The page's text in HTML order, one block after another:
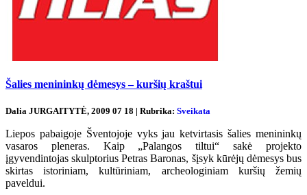
Šalies menininkų dėmesys – kuršių kraštui
Dalia JURGAITYTĖ, 2009 07 18 | Rubrika: Sveikata
Liepos pabaigoje Šventojoje vyks jau ketvirtasis šalies menininkų
vasaros pleneras. Kaip „Palangos tiltui“ sakė projekto
įgyvendintojas skulptorius Petras Baronas, šįsyk kūrėjų dėmesys bus
skirtas istoriniam, kultūriniam, archeologiniam kuršių žemių
paveldui.